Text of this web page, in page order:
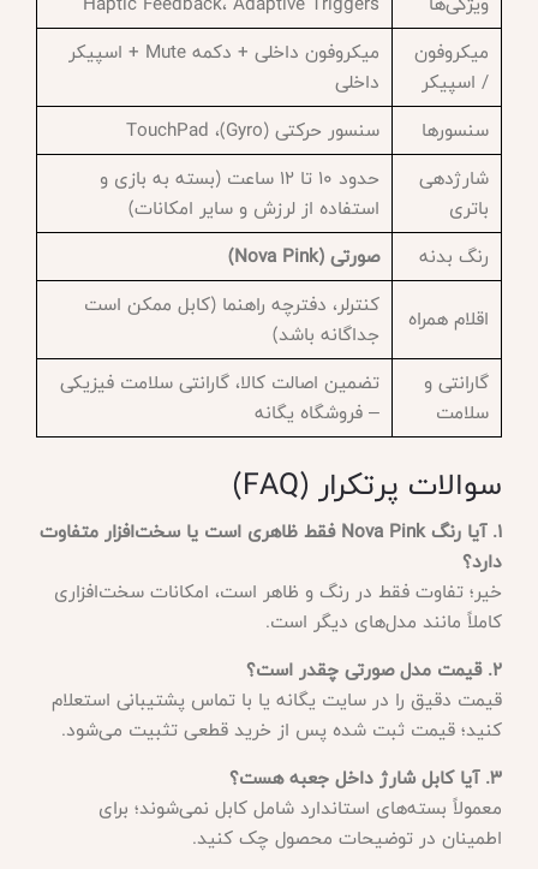
میکروفون
/ اسپیکر
میکروفون داخلی + دکمه Mute + اسپیکر
داخلی
سنسورها
سنسور حرکتی (Gyro)، TouchPad
شارژدهی
باتری
حدود ۱۰ تا ۱۲ ساعت (بسته به بازی و
استفاده از لرزش و سایر امکانات)
رنگ بدنه
صورتی (Nova Pink)
اقلام همراه
کنترلر، دفترچه راهنما (کابل ممکن است
جداگانه باشد)
گارانتی و
سلامت
تضمین اصالت کالا، گارانتی سلامت فیزیکی
– فروشگاه یگانه
سوالات پرتکرار (FAQ)
1. آیا رنگ Nova Pink فقط ظاهری است یا سخت‌افزار متفاوت
دارد؟
خیر؛ تفاوت فقط در رنگ و ظاهر است، امکانات سخت‌افزاری
کاملاً مانند مدل‌های دیگر است.
2. قیمت مدل صورتی چقدر است؟
قیمت دقیق را در سایت یگانه یا با تماس پشتیبانی استعلام
کنید؛ قیمت ثبت شده پس از خرید قطعی تثبیت می‌شود.
3. آیا کابل شارژ داخل جعبه هست؟
معمولاً بسته‌های استاندارد شامل کابل نمی‌شوند؛ برای
اطمینان در توضیحات محصول چک کنید.